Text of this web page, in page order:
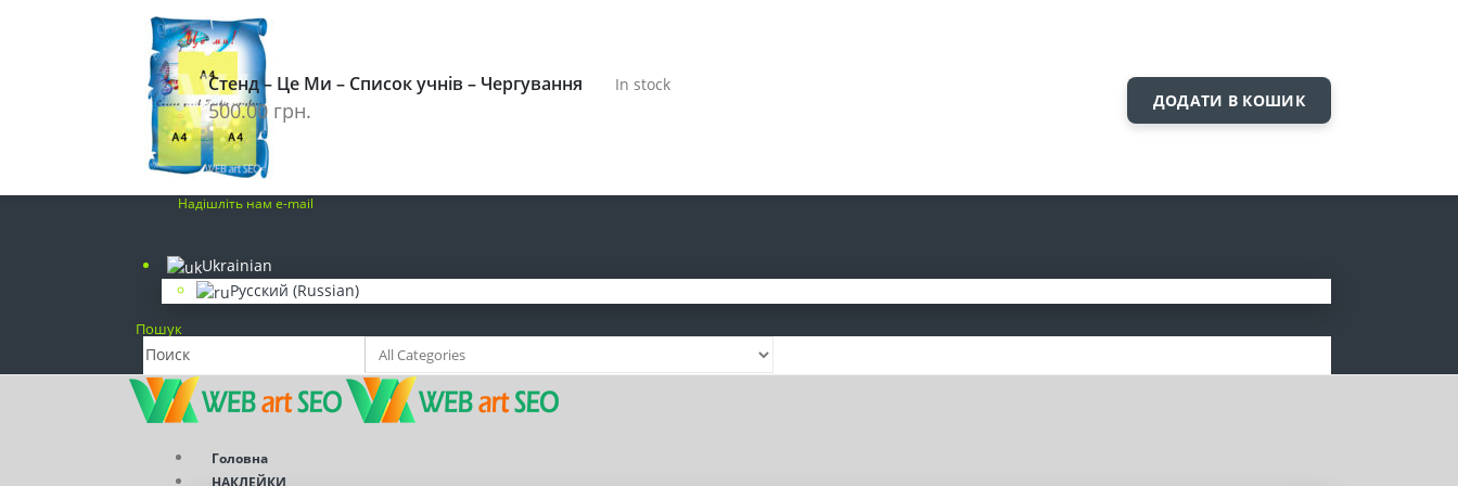
(098) 839-77-92
Наклейки на стіну
(093) 249-40-84
Розробка сайтів. SEO просування
info@webart-seo.com
Надішліть нам e-mail
Ukrainian
Русский (Russian)
Пошук
Головна
Стенд – Це Ми – Список учнів – Чергування
500.00 грн.
In stock
ДОДАТИ В КОШИК